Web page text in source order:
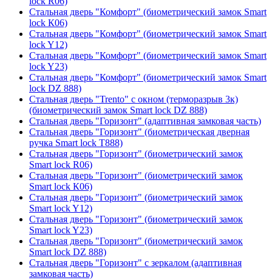
Стальная дверь "Комфорт" (биометрический замок Smart
lock К06)
Стальная дверь "Комфорт" (биометрический замок Smart
lock Y12)
Стальная дверь "Комфорт" (биометрический замок Smart
lock Y23)
Стальная дверь "Комфорт" (биометрический замок Smart
lock DZ 888)
Стальная дверь "Trento" с окном (терморазрыв 3к)
(биометрический замок Smart lock DZ 888)
Стальная дверь "Горизонт" (адаптивная замковая часть)
Стальная дверь "Горизонт" (биометрическая дверная
ручка Smart lock T888)
Стальная дверь "Горизонт" (биометрический замок
Smart lock R06)
Стальная дверь "Горизонт" (биометрический замок
Smart lock К06)
Стальная дверь "Горизонт" (биометрический замок
Smart lock Y12)
Стальная дверь "Горизонт" (биометрический замок
Smart lock Y23)
Стальная дверь "Горизонт" (биометрический замок
Smart lock DZ 888)
Стальная дверь "Горизонт" с зеркалом (адаптивная
замковая часть)